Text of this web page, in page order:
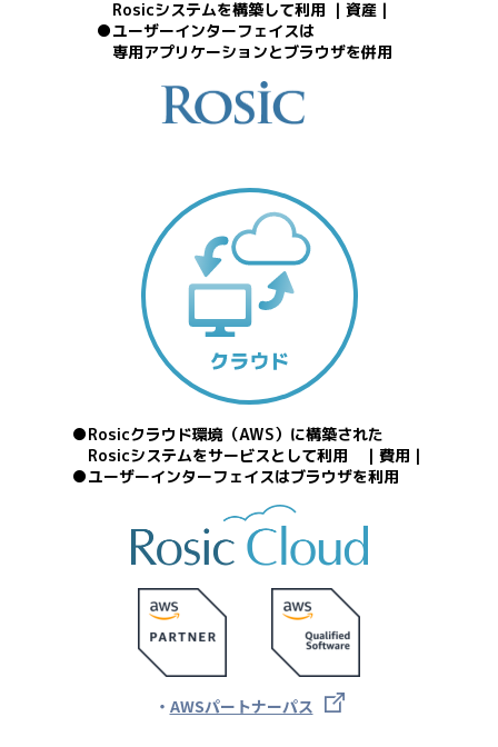
Rosicシステムを構築して利用 ｜資産｜
ユーザーインターフェイスは
専用アプリケーションとブラウザを併用
Rosicクラウド環境（AWS）に構築された
Rosicシステムをサービスとして利用 ｜費用｜
ユーザーインターフェイスはブラウザを利用
AWSパートナーパス